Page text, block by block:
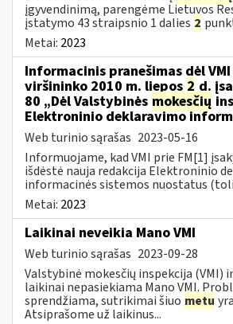
įgyvendinimą, parengėme Lietuvos
įstatymo 43 straipsnio 1 dalies 2
Metai: 2023
Informacinis pranešimas dėl VMI
viršininko 2010 m. liepos 2 d.
80 „Dėl Valstybinės mokesčių
Elektroninio deklaravimo
Web turinio sąrašas 2023-05-16
Informuojame, kad VMI prie FM[1]
išdėstė nauja redakcija Elektroninio
informacinės sistemos nuostatus
Metai: 2023
Laikinai neveikia Mano VMI
Web turinio sąrašas 2023-09-28
Valstybinė mokesčių inspekcija (VMI)
laikinai nepasiekiama Mano VMI.
sprendžiama, sutrikimai šiuo metu
Atsiprašome už laikinus...